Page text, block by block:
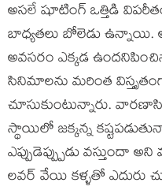
అసలే షూటింగ్ ఒత్తిడి
బాధ్యతలు బోలెడు
అవసరం ఎక్కడ
సినిమాలను మరింత
చూసుకుంటున్నారు.
స్థాయిలో జక్కన్న
ఎప్పుడెప్ప్పుడు వస్తుందా
లవర్ వేయి కళ్ళతో ఎదురు